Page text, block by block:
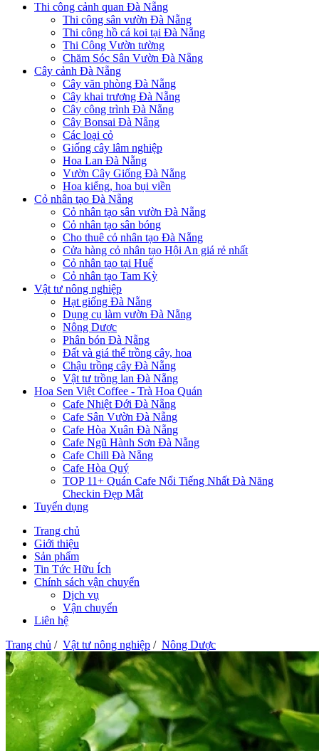
Thi công cảnh quan Đà Nẵng
Thi công sân vườn Đà Nẵng
Thi công hồ cá koi tại Đà Nẵng
Thi Công Vườn tường
Chăm Sóc Sân Vườn Đà Nẵng
Cây cảnh Đà Nẵng
Cây văn phòng Đà Nẵng
Cây khai trương Đà Nẵng
Cây công trình Đà Nẵng
Cây Bonsai Đà Nẵng
Các loại cỏ
Giống cây lâm nghiệp
Hoa Lan Đà Nẵng
Vườn Cây Giống Đà Nẵng
Hoa kiểng, hoa bụi viền
Cỏ nhân tạo Đà Nẵng
Cỏ nhân tạo sân vườn Đà Nẵng
Cỏ nhân tạo sân bóng
Cho thuê cỏ nhân tạo Đà Nẵng
Cửa hàng cỏ nhân tạo Hội An giá rẻ nhất
Cỏ nhân tạo tại Huế
Cỏ nhân tạo Tam Kỳ
Vật tư nông nghiệp
Hạt giống Đà Nẵng
Dụng cụ làm vườn Đà Nẵng
Nông Dược
Phân bón Đà Nẵng
Đất và giá thể trồng cây, hoa
Chậu trồng cây Đà Nẵng
Vật tư trồng lan Đà Nẵng
Hoa Sen Việt Coffee - Trà Hoa Quán
Cafe Nhiệt Đới Đà Nẵng
Cafe Sân Vườn Đà Nẵng
Cafe Hòa Xuân Đà Nẵng
Cafe Ngũ Hành Sơn Đà Nẵng
Cafe Chill Đà Nẵng
Cafe Hòa Quý
TOP 11+ Quán Cafe Nổi Tiếng Nhất Đà Năng
Checkin Đẹp Mắt
Tuyển dụng
Trang chủ
Giới thiệu
Sản phẩm
Tin Tức Hữu Ích
Chính sách vận chuyển
Dịch vụ
Vận chuyển
Liên hệ
Trang chủ / Vật tư nông nghiệp / Nông Dược